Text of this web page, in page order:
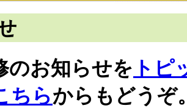
のお知らせを トピ
ちらからもどうぞ